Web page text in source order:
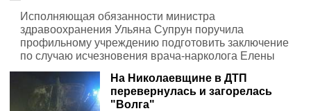
Исполняющая обязанности министра
здравоохранения Ульяна Супрун поручила
профильному учреждению подготовить заключение
по случаю исчезновения врача-нарколога Елены
Федирко
На Николаевщине в ДТП
перевернулась и загорелась
"Волга"